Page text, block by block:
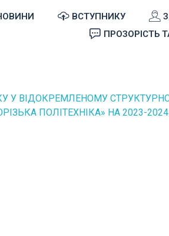
ВСТУПНИКУ
ПРОЗОРІСТЬ
У ВІДОКРЕМЛЕНОМУ
ПОЛІТЕХНІКА» НА 2023-